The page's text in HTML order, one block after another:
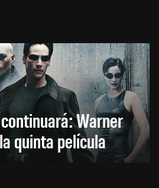
Warner
quinta película